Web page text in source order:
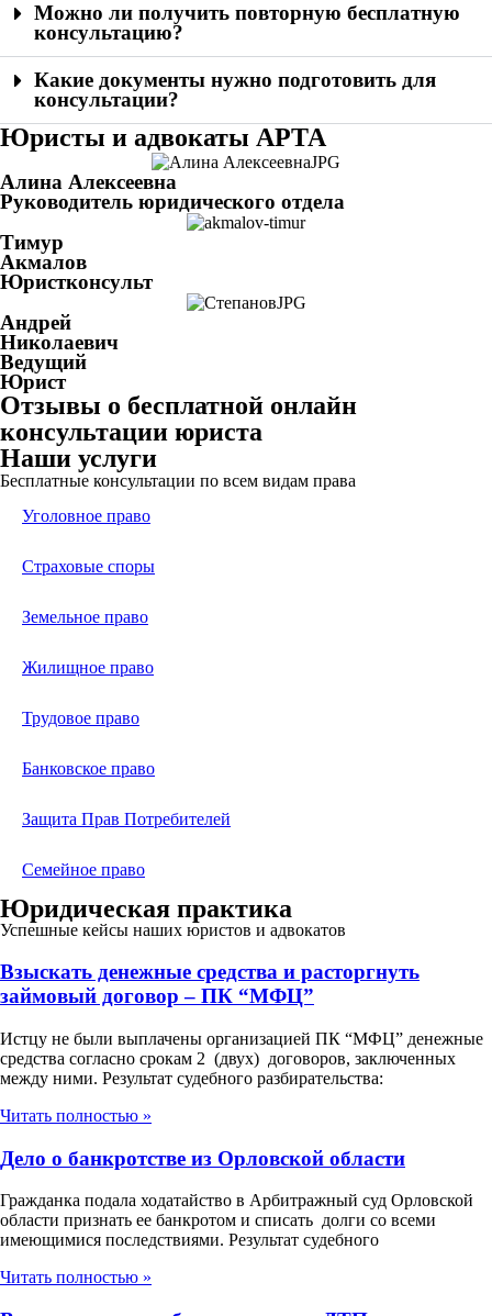
Можно ли получить повторную бесплатную
консультацию?
Какие документы нужно подготовить для
консультации?
Юристы и адвокаты АРТА
Алина Алексеевна
Руководитель юридического отдела
Тимур
Акмалов
Юристконсульт
Андрей
Николаевич
Ведущий
Юрист
Отзывы о бесплатной онлайн
консультации юриста
Наши услуги
Бесплатные консультации по всем видам права
Уголовное право
Страховые споры
Земельное право
Жилищное право
Трудовое право
Банковское право
Защита Прав Потребителей
Семейное право
Юридическая практика
Успешные кейсы наших юристов и адвокатов
Взыскать денежные средства и расторгнуть
займовый договор – ПК “МФЦ”
Истцу не были выплачены организацией ПК “МФЦ” денежные
средства согласно срокам 2 (двух) договоров, заключенных
между ними. Результат судебного разбирательства:
Читать полностью »
Дело о банкротстве из Орловской области
Гражданка подала ходатайство в Арбитражный суд Орловской
области признать ее банкротом и списать долги со всеми
имеющимися последствиями. Результат судебного
Читать полностью »